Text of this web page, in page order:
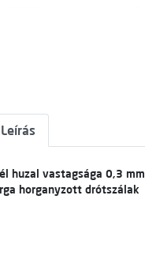
Leírás
huzal vastagsága 0,3 mm
horganyzott drótszálak